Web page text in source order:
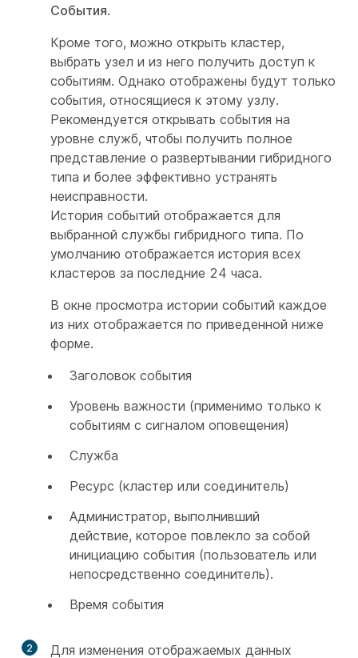
События.
Кроме того, можно открыть кластер,
выбрать узел и из него получить доступ к
событиям. Однако отображены будут только
события, относящиеся к этому узлу.
Рекомендуется открывать события на
уровне служб, чтобы получить полное
представление о развертывании гибридного
типа и более эффективно устранять
неисправности.
История событий отображается для
выбранной службы гибридного типа. По
умолчанию отображается история всех
кластеров за последние 24 часа.
В окне просмотра истории событий каждое
из них отображается по приведенной ниже
форме.
Заголовок события
Уровень важности (применимо только к
событиям с сигналом оповещения)
Служба
Ресурс (кластер или соединитель)
Администратор, выполнивший
действие, которое повлекло за собой
инициацию события (пользователь или
непосредственно соединитель).
Время события
2 Для изменения отображаемых данных